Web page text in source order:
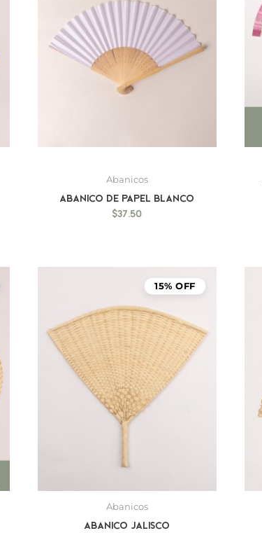
Abanicos
Abanico de Papel blanco
$37.50
15% OFF
Abanicos
Abanico Jalisco